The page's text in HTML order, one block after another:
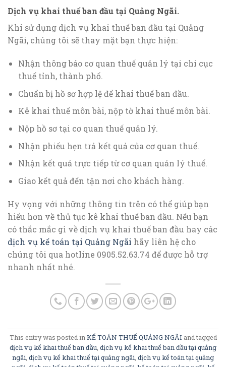
Dịch vụ khai thuế ban đầu tại Quảng Ngãi.
Khi sử dụng dịch vụ khai thuế ban đầu tại Quảng
Ngãi, chúng tôi sẽ thay mặt bạn thực hiện:
Nhận thông báo cơ quan thuế quản lý tại chi cục
thuế tỉnh, thành phố.
Chuẩn bị hồ sơ hợp lệ để khai thuế ban đầu.
Kê khai thuế môn bài, nộp tờ khai thuế môn bài.
Nộp hồ sơ tại cơ quan thuế quản lý.
Nhận phiếu hẹn trả kết quả của cơ quan thuế.
Nhận kết quả trực tiếp từ cơ quan quản lý thuế.
Giao kết quả đến tận nơi cho khách hàng.
Hy vọng với những thông tin trên có thể giúp bạn
hiểu hơn về thủ tục kê khai thuế ban đầu. Nếu bạn
có thắc mắc gì về dịch vụ khai thuế ban đầu hay các
dịch vụ kế toán tại Quảng Ngãi hãy liên hệ cho
chúng tôi qua hotline 0905.52.63.74 để được hỗ trợ
nhanh nhất nhé.
This entry was posted in KẾ TOÁN THUẾ QUẢNG NGÃI and tagged
dịch vụ kế khai thuế ban đầu dịch vụ kế khai thuế ban đầu tại quảng
ngãi dịch vụ kế khai thuế tại quảng ngãi dịch vụ kế toán tại quảng